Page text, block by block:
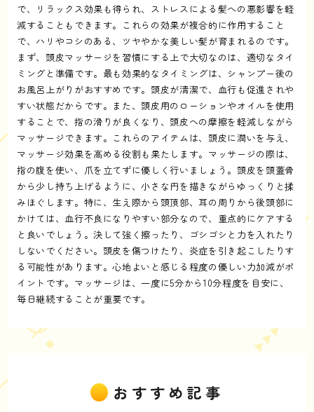
で、リラックス効果も得られ、ストレスによる髪への悪影響を軽
減することもできます。これらの効果が複合的に作用すること
で、ハリやコシのある、ツヤやかな美しい髪が育まれるのです。
まず、頭皮マッサージを習慣にする上で大切なのは、適切なタイ
ミングと準備です。最も効果的なタイミングは、シャンプー後の
お風呂上がりがおすすめです。頭皮が清潔で、血行も促進されや
すい状態だからです。また、頭皮用のローションやオイルを使用
することで、指の滑りが良くなり、頭皮への摩擦を軽減しながら
マッサージできます。これらのアイテムは、頭皮に潤いを与え、
マッサージ効果を高める役割も果たします。マッサージの際は、
指の腹を使い、爪を立てずに優しく行いましょう。頭皮を頭蓋骨
から少し持ち上げるように、小さな円を描きながらゆっくりと揉
みほぐします。特に、生え際から頭頂部、耳の周りから後頭部に
かけては、血行不良になりやすい部分なので、重点的にケアする
と良いでしょう。決して強く擦ったり、ゴシゴシと力を入れたり
しないでください。頭皮を傷つけたり、炎症を引き起こしたりす
る可能性があります。心地よいと感じる程度の優しい力加減がポ
イントです。マッサージは、一度に5分から10分程度を目安に、
毎日継続することが重要です。
おすすめ記事